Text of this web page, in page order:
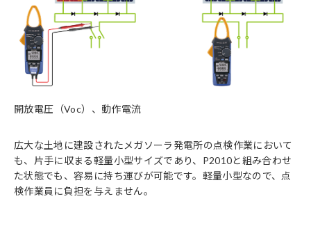
開放電圧（Voc）、動作電流
広大な土地に建設されたメガソーラ発電所の点検作業において
も、片手に収まる軽量小型サイズであり、P2010と組み合わせ
た状態でも、容易に持ち運びが可能です。軽量小型なので、点
検作業員に負担を与えません。